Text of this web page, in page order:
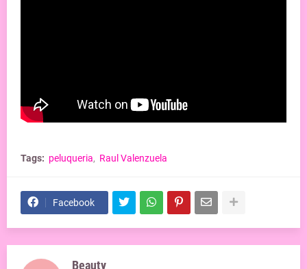
Tags: peluqueria Raul Valenzuela
Facebook
Beauty